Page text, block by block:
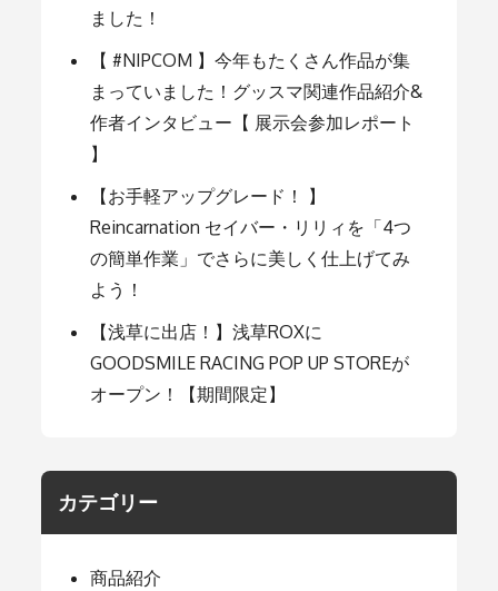
ン
ました！
【 #NIPCOM 】今年もたくさん作品が集
まっていました！グッスマ関連作品紹介&
作者インタビュー【 展示会参加レポート
】
【お手軽アップグレード！ 】
Reincarnation セイバー・リリィを「4つ
の簡単作業」でさらに美しく仕上げてみ
よう！
【浅草に出店！】浅草ROXに
GOODSMILE RACING POP UP STOREが
オープン！【期間限定】
カテゴリー
商品紹介